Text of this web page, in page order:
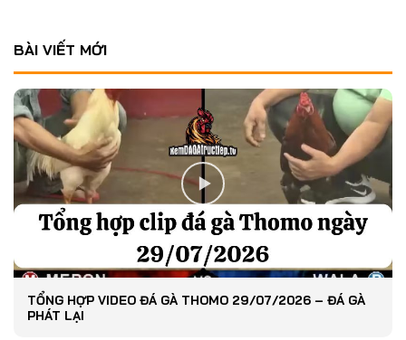
BÀI VIẾT MỚI
TỔNG HỢP VIDEO ĐÁ GÀ THOMO 29/07/2026 – ĐÁ GÀ
PHÁT LẠI